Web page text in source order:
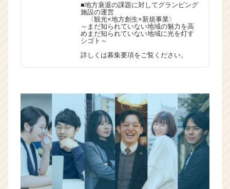
■地方衰退の課題に対してグランピング
施設の運営
〈観光×地方創生×新規事業〉
～まだ知られていない地域の魅力を高
めまだ知られていない地域に光を灯す
シゴト～
詳しくは募集要項をご覧ください。